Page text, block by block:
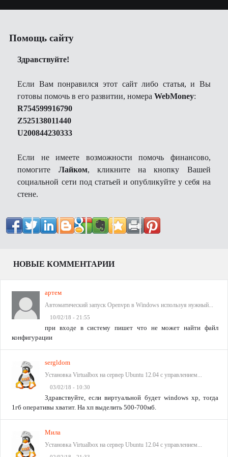
Помощь сайту
Здравствуйте!
Если Вам понравился этот сайт либо статья, и Вы
готовы помочь в его развитии, номераWebMoney:
R754599916790
Z525138011440
U200844230333
Если не имеете возможности помочь финансово,
помогите Лайком, кликните на кнопку Вашей
социальной сети под статьей и опубликуйте у себя на
стене.
НОВЫЕ КОММЕНТАРИИ
артем
Автоматический запуск Openvpn в Windows используя нужный...
10/02/18 - 21:55
при входе в систему пишет что не может найти файл
конфигурации
sergldom
Установка Virtualbox на сервер Ubuntu 12.04 с управлением...
03/02/18 - 10:30
Здравствуйте, если виртуальной будет windows xp, тогда
1гб оперативы хватит. На хп выделить 500-700мб.
Мила
Установка Virtualbox на сервер Ubuntu 12.04 с управлением...